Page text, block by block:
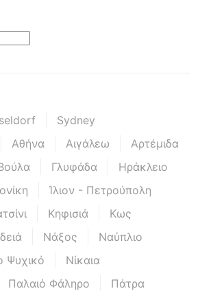
Sydney
Αθήνα Αιγάλεω
Αρτέμιδα
Γλυφάδα
Ηράκλειο
Ίλιον - Πετρούπολη
Κηφισιά
Κως
Νάξος
Ναύπλιο
Ψυχικό
Νίκαια
Παλαιό Φάληρο
Πάτρα